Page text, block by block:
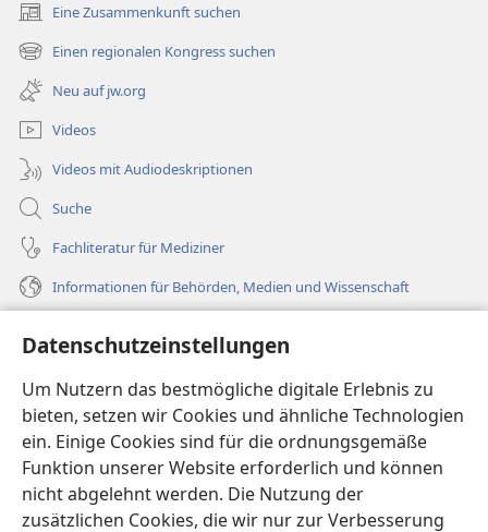
Datenschutzeinstellungen
Um Nutzern das bestmögliche digitale Erlebnis zu
bieten, setzen wir Cookies und ähnliche Technologien
ein. Einige Cookies sind für die ordnungsgemäße
Funktion unserer Website erforderlich und können
nicht abgelehnt werden. Die Nutzung der
zusätzlichen Cookies, die wir nur zur Verbesserung
Eine Zusammenkunft suchen
(öffnet
neues
Fenster)
Einen regionalen Kongress suchen
(öffnet
neues
Fenster)
Neu auf jw.org
Videos
Videos mit Audiodeskriptionen
Suche
Fachliteratur für Mediziner
Informationen für Behörden, Medien und Wissenschaft
Spenden
(öffnet
neues
Fenster)Wachtturm ONLINE-BIBLIOTHEK
(öffnet
neues
Fenster)JW Hub®
(öffnet
neues